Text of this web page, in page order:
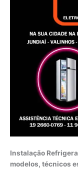
Instalação
modelos, técnicos